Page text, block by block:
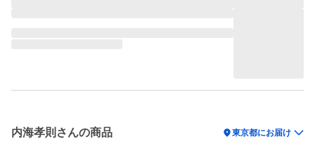
内海孝則さんの商品 location_on東京都にお届け